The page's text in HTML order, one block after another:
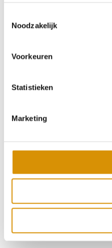
Noodzakelijk
Voorkeuren
Statistieken
Marketing